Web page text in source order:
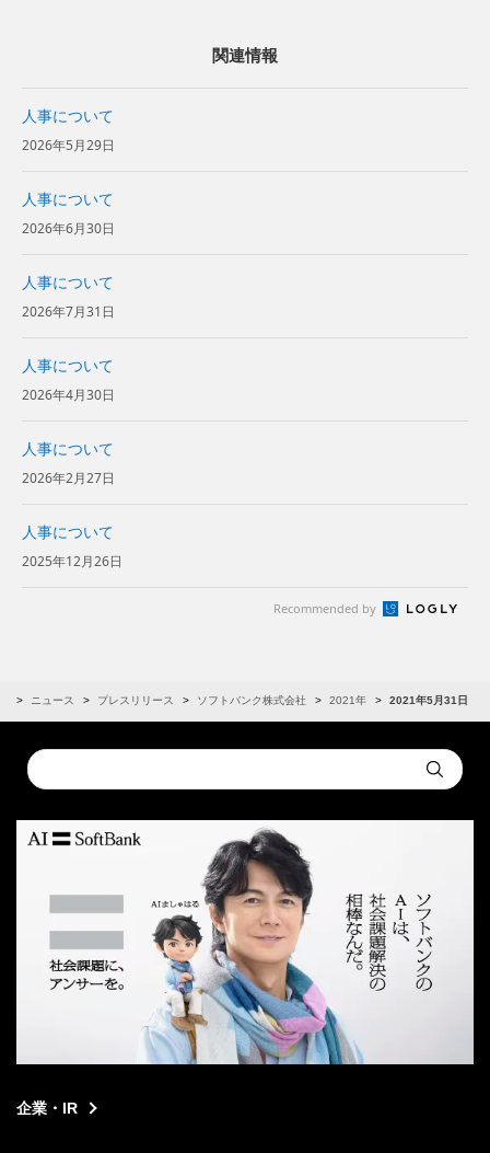
関連情報
人事について
2026年5月29日
人事について
2026年6月30日
人事について
2026年7月31日
人事について
2026年4月30日
人事について
2026年2月27日
人事について
2025年12月26日
Recommended by
ニュース プレスリリース ソフトバンク株式会社 2021年 2021年5月31日
Conduct
a
Submit
企業・IR